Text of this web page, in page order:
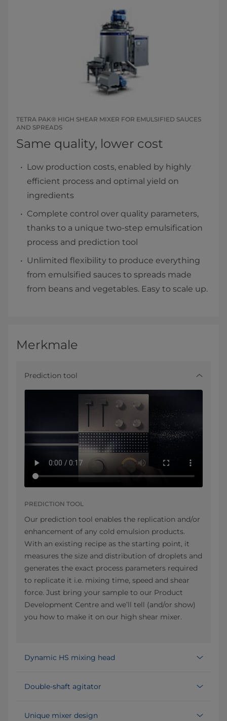
TETRA PAK® HIGH SHEAR MIXER FOR EMULSIFIED SAUCES
AND SPREADS
Same quality, lower cost
Low production costs, enabled by highly
efficient process and optimal yield on
ingredients
Complete control over quality parameters,
thanks to a unique two-step emulsification
process and prediction tool
Unlimited flexibility to produce everything
from emulsified sauces to spreads made
from beans and vegetables. Easy to scale up.
Merkmale
Prediction tool
PREDICTION TOOL
Our prediction tool enables the replication and/or
enhancement of any cold emulsion products.
With an existing recipe as the starting point, it
measures the size and distribution of droplets and
generates the exact process parameters required
to replicate it i.e. mixing time, speed and shear
force. Just bring your sample to our Product
Development Centre and we’ll tell (and/or show)
you how to make it on our high shear mixer.
Dynamic HS mixing head
Double-shaft agitator
Unique mixer design